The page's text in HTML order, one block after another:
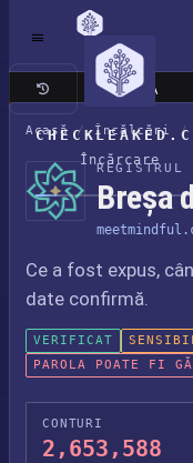
Încărcare
Site clasic
Acasă / Încălcări /
REGISTRUL
Breșa
Ce a fost expus,
date confirmă.
VERIFICAT
PAROLA POATE FI
CONTURI
2,653,588